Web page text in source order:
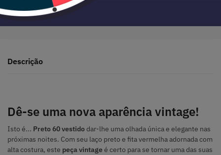
Descrição
Dê-se uma nova aparência vintage!
Isto é... Preto 60 vestidodar-lhe uma olhada única e elegante nas
próximas noites. Com seu laço preto e fita vermelha adornada com
alta costura, este peça vintageé certo para se tornar uma das suas